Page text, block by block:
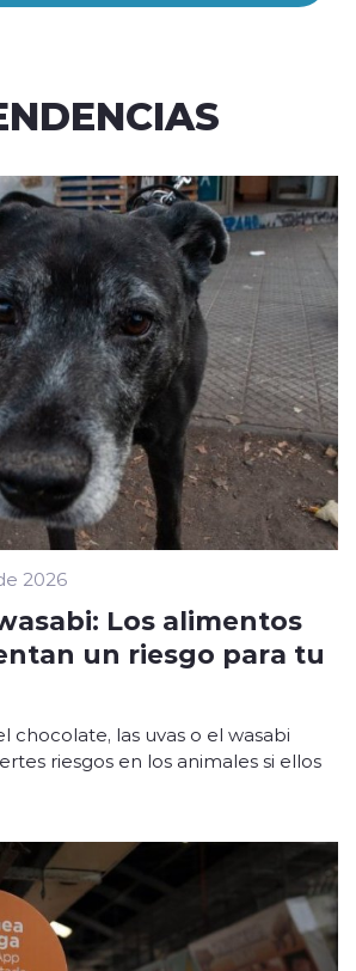
2026
Los alimentos
un riesgo para tu
chocolate, las uvas o el wasabi
riesgos en los animales si ellos